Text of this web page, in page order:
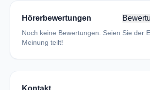
Hörerbewertungen
Noch keine Bewertungen. Seien Sie der
Meinung teilt!
Kontakt